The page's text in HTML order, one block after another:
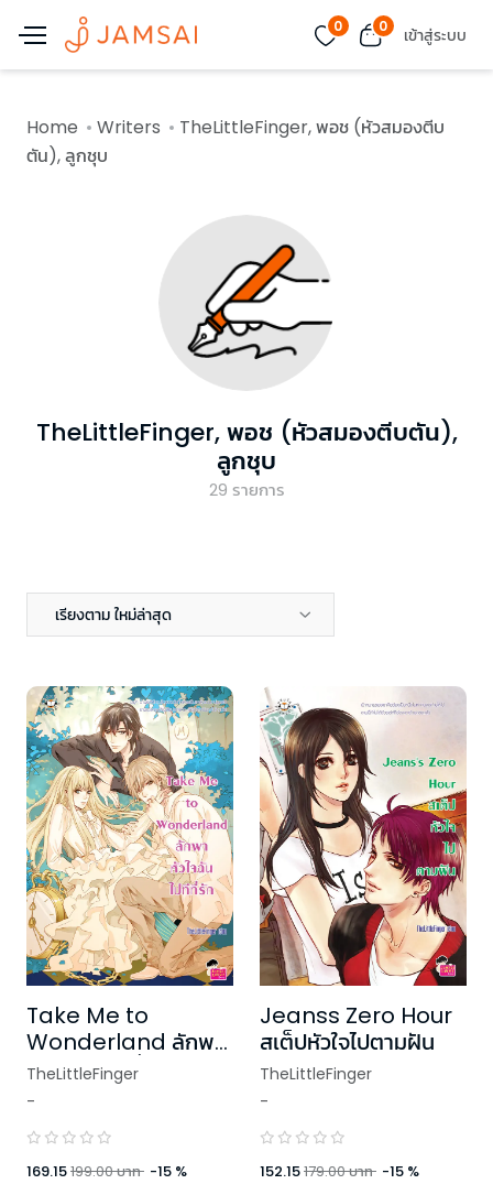
0 0 เข้าสู่ระบบ
Home Writers
TheLittleFinger, พอช (หัวสมองตีบ
ตัน), ลูกชุบ
TheLittleFinger, พอช (หัวสมองตีบตัน),
ลูกชุบ
29 รายการ
เรียงตาม ใหม่ล่าสุด
Take Me to
Wonderland ลักพา
หัวใจฉันไปทีที่รัก
TheLittleFinger
-
169.15199.00บาท -15 %
Jeanss Zero Hour
สเต็ปหัวใจไปตามฝัน
TheLittleFinger
-
152.15179.00บาท -15 %